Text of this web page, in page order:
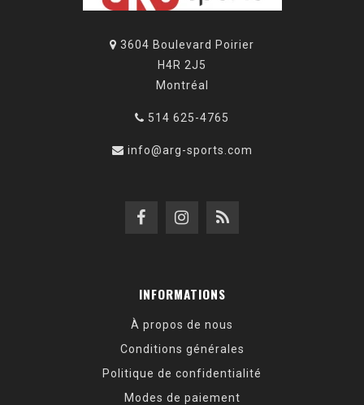
3604 Boulevard Poirier
H4R 2J5
Montréal
514 625-4765
info@arg-sports.com
INFORMATIONS
À propos de nous
Conditions générales
Politique de confidentialité
Modes de paiement